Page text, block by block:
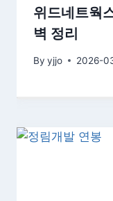
위드네트웍
벽 정리
By yjjo 2026-